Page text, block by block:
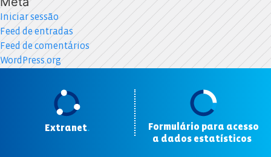
Iniciar sessão
Feed de entradas
Feed de comentários
WordPress.org
Extranet.
Formulário para acesso
a dados estatísticos